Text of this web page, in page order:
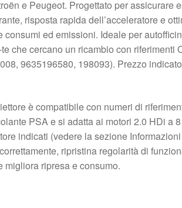
e Peugeot. Progettato per assicurare
risposta rapida dell’acceleratore e
consumi ed emissioni. Ideale per
che cercano un ricambio con riferimenti
9635196580, 198093). Prezzo
è compatibile con numeri di
PSA e si adatta ai motori 2.0 HDi a
indicati (vedere la sezione
ripristina regolarità di
migliora ripresa e consumo.